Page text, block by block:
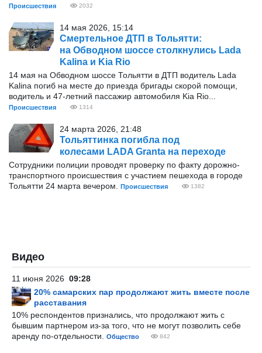
Происшествия 2032
14 мая 2026, 15:14
Смертельное ДТП в Тольятти:
на Обводном шоссе столкнулись Lada
Kalina и Kia Rio
14 мая на Обводном шоссе Тольятти в ДТП водитель Lada
Kalina погиб на месте до приезда бригады скорой помощи,
водитель и 47-летний пассажир автомобиля Kia Rio...
Происшествия 1314
24 марта 2026, 21:48
Тольяттинка погибла под
колесами LADA Granta на переходе
Сотрудники полиции проводят проверку по факту дорожно-
транспортного происшествия с участием пешехода в городе
Тольятти 24 марта вечером.
Происшествия 1382
Видео
11 июня 2026 09:28
20% самарских пар продолжают жить вместе после
расставания
10% респондентов признались, что продолжают жить с
бывшим партнером из-за того, что не могут позволить себе
аренду по-отдельности.
Общество 842